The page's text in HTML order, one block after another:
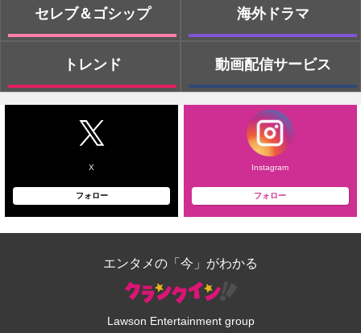
セレブ＆ゴシップ
トレンド
海外ドラマ
動画配信サービス
X
フォロー
Instagram
フォロー
エンタメの「今」がわかる
Lawson Entertainment group